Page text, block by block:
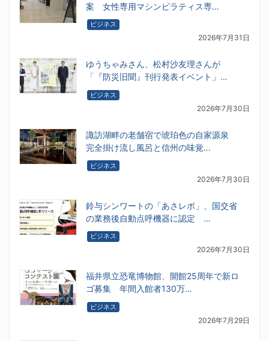
案 女性専用マシンピラティス専…
ビジネス
2026年7月31日
ゆうちゃみさん、松村沙友理さんが
「『防災旧聞』刊行発表イベント」…
ビジネス
2026年7月30日
諏訪湖畔の老舗宿で琥珀色の自家源泉
完全掛け流し風呂と信州の味覚…
ビジネス
2026年7月30日
鈴与シンワートの「あさレポ」、国交省
の業務後自動点呼機器に認定 …
ビジネス
2026年7月30日
福井県立恐竜博物館、開館25周年で新ロ
ゴ募集 年間入館者130万…
ビジネス
2026年7月29日